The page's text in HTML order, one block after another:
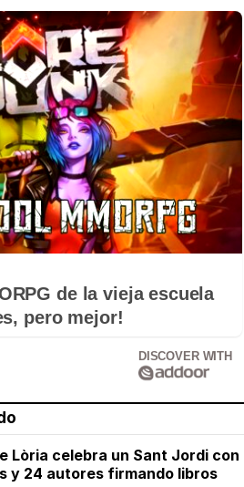
de la vieja escuela
pero mejor!
DISCOVER WITH
Lòria celebra un Sant Jordi con
y 24 autores firmando libros